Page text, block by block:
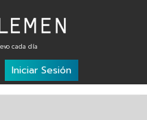
cada día
Iniciar Sesión